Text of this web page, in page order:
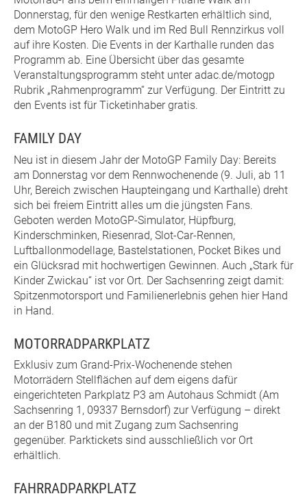
Donnerstag, für den wenige Restkarten erhältlich sind,
dem MotoGP Hero Walk und im Red Bull Rennzirkus voll
auf ihre Kosten. Die Events in der Karthalle runden das
Programm ab. Eine Übersicht über das gesamte
Veranstaltungsprogramm steht unter adac.de/motogp
Rubrik „Rahmenprogramm“ zur Verfügung. Der Eintritt zu
den Events ist für Ticketinhaber gratis.
FAMILY DAY
Neu ist in diesem Jahr der MotoGP Family Day: Bereits
am Donnerstag vor dem Rennwochenende (9. Juli, ab 11
Uhr, Bereich zwischen Haupteingang und Karthalle) dreht
sich bei freiem Eintritt alles um die jüngsten Fans.
Geboten werden MotoGP-Simulator, Hüpfburg,
Kinderschminken, Riesenrad, Slot-Car-Rennen,
Luftballonmodellage, Bastelstationen, Pocket Bikes und
ein Glücksrad mit hochwertigen Gewinnen. Auch „Stark für
Kinder Zwickau“ ist vor Ort. Der Sachsenring zeigt damit:
Spitzenmotorsport und Familienerlebnis gehen hier Hand
in Hand.
MOTORRADPARKPLATZ
Exklusiv zum Grand-Prix-Wochenende stehen
Motorrädern Stellflächen auf dem eigens dafür
eingerichteten Parkplatz P3 am Autohaus Schmidt (Am
Sachsenring 1, 09337 Bernsdorf) zur Verfügung – direkt
an der B180 und mit Zugang zum Sachsenring
gegenüber. Parktickets sind ausschließlich vor Ort
erhältlich.
FAHRRADPARKPLATZ